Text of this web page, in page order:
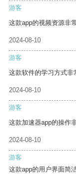
游客
这款app的视频资源非
2024-08-10
游客
这款软件的学习方式非
2024-08-10
游客
这款加速器app的操作
2024-08-10
游客
这款app的用户界面简